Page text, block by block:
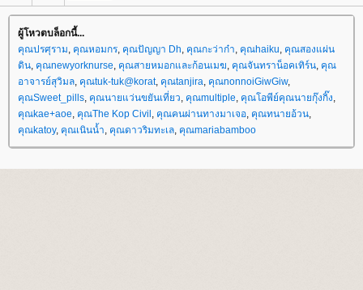
ผู้โหวตบล็อกนี้...
คุณปรศุราม, คุณหอมกร, คุณปัญญา Dh, คุณกะว่าก๋า, คุณhaiku, คุณสองแผ่น
ดิน, คุณnewyorknurse, คุณสายหมอกและก้อนเมฆ, คุณจันทราน็อคเทิร์น, คุณ
อาจารย์สุวิมล, คุณtuk-tuk@korat, คุณtanjira, คุณnonnoiGiwGiw,
คุณSweet_pills, คุณนายแว่นขยันเที่ยว, คุณmultiple, คุณโอพีย์คุณนายกุ๊งกิ๊ง,
คุณkae+aoe, คุณThe Kop Civil , คุณคนผ่านทางมาเจอ, คุณทนายอ้วน,
คุณkatoy, คุณเนินน้ำ, คุณดาวริมทะเล, คุณmariabamboo